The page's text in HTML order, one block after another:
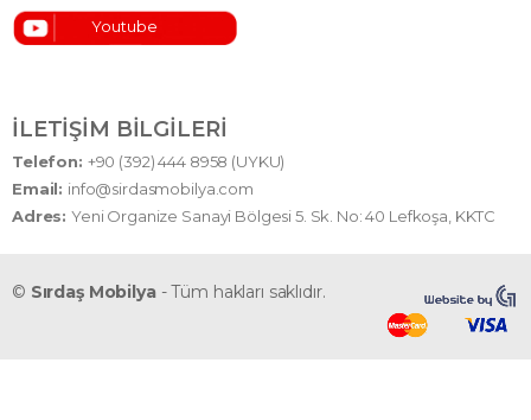
Youtube
İLETIŞIM BILGILERI
Telefon: +90 (392) 444 8958 (UYKU)
Email: info@sirdasmobilya.com
Adres:Yeni Organize Sanayi Bölgesi 5. Sk. No: 40 Lefkoşa, KKTC
© Sırdaş Mobilya- Tüm hakları saklıdır.